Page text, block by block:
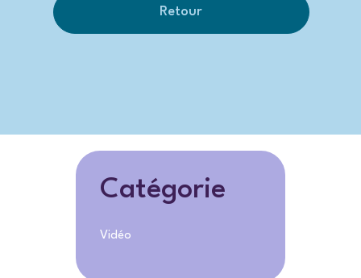
Retour
Catégorie
Vidéo